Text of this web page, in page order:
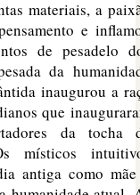
materiais, a
e
de pesadelo
da
inaugurou a
que
da tocha
místicos
antiga como